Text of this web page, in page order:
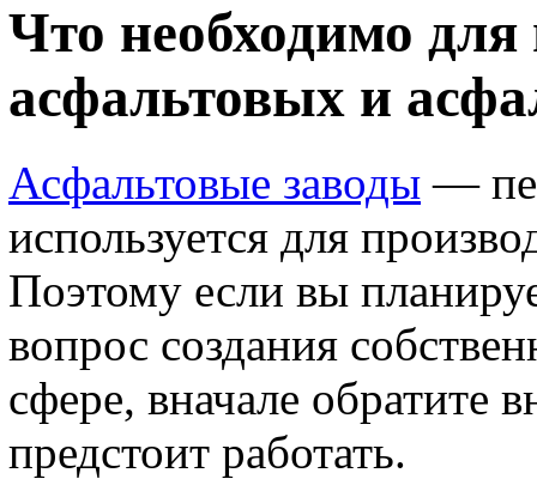
Что необходимо для
асфальтовых и
Асфальтовые заводы —
используется для
Поэтому если вы
вопрос создания
сфере, вначале обратите
предстоит работать.